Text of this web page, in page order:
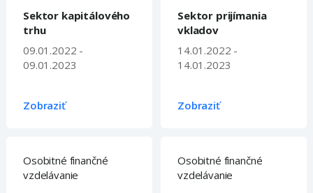
Sektor kapitálového
trhu
09.01.2022 -
09.01.2023
Zobraziť
Sektor prijímania
vkladov
14.01.2022 -
14.01.2023
Zobraziť
Osobitné finančné
vzdelávanie
Osobitné finančné
vzdelávanie